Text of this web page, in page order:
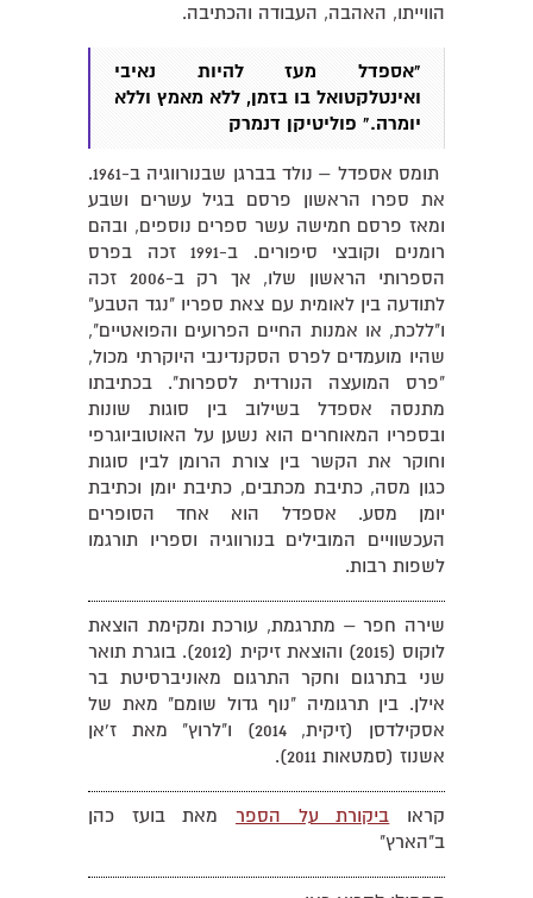
הווייתו, האהבה, העבודה והכתיבה.
"אספדל מעז להיות נאיבי
ואינטלקטואל בו בזמן, ללא מאמץ וללא
יומרה." פוליטיקן דנמרק
תומס אספדל – נולד בברגן שבנורווגיה ב-1961.
את ספרו הראשון פרסם בגיל עשרים ושבע
ומאז פרסם חמישה עשר ספרים נוספים, ובהם
רומנים וקובצי סיפורים. ב-1991 זכה בפרס
הספרותי הראשון שלו, אך רק ב-2006 זכה
לתודעה בין לאומית עם צאת ספריו "נגד הטבע"
ו"ללכת, או אמנות החיים הפרועים והפואטיים",
שהיו מועמדים לפרס הסקנדינבי היוקרתי מכול,
"פרס המועצה הנורדית לספרות". בכתיבתו
מתנסה אספדל בשילוב בין סוגות שונות
ובספריו המאוחרים הוא נשען על האוטוביוגרפי
וחוקר את הקשר בין צורת הרומן לבין סוגות
כגון מסה, כתיבת מכתבים, כתיבת יומן וכתיבת
יומן מסע. אספדל הוא אחד הסופרים
העכשוויים המובילים בנורווגיה וספריו תורגמו
לשפות רבות.
שירה חפר – מתרגמת, עורכת ומקימת הוצאת
לוקוס (2015) והוצאת זיקית (2012). בוגרת תואר
שני בתרגום וחקר התרגום מאוניברסיטת בר
אילן. בין תרגומיה "נוף גדול שומם" מאת של
אסקילדסן (זיקית, 2014) ו"לרוץ" מאת ז'אן
אשנוז (סמטאות 2011).
קראו ביקורת על הספר מאת בועז כהן
ב"הארץ"